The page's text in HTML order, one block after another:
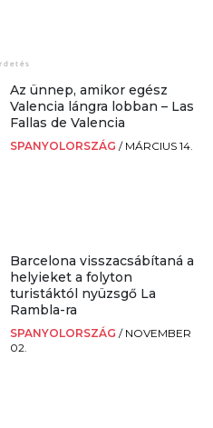
Az ünnep, amikor egész
Valencia lángra lobban – Las
Fallas de Valencia
SPANYOLORSZÁG / MÁRCIUS 14.
Barcelona visszacsábítaná a
helyieket a folyton
turistáktól nyüzsgő La
Rambla-ra
SPANYOLORSZÁG / NOVEMBER
02.